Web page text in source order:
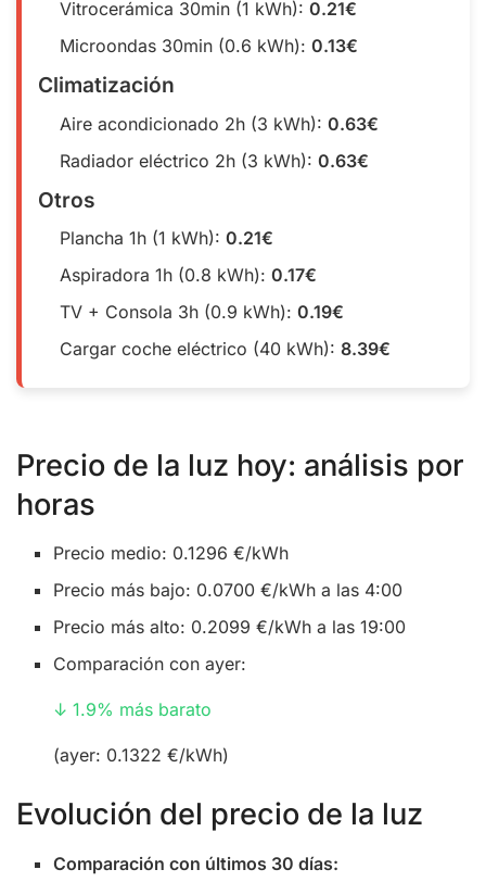
Vitrocerámica 30min (1 kWh): 0.21€
Microondas 30min (0.6 kWh): 0.13€
Climatización
Aire acondicionado 2h (3 kWh): 0.63€
Radiador eléctrico 2h (3 kWh): 0.63€
Otros
Plancha 1h (1 kWh): 0.21€
Aspiradora 1h (0.8 kWh): 0.17€
TV + Consola 3h (0.9 kWh): 0.19€
Cargar coche eléctrico (40 kWh): 8.39€
Precio de la luz hoy: análisis por
horas
Precio medio: 0.1296 €/kWh
Precio más bajo: 0.0700 €/kWh a las 4:00
Precio más alto: 0.2099 €/kWh a las 19:00
Comparación con ayer:
↓ 1.9% más barato
(ayer: 0.1322 €/kWh)
Evolución del precio de la luz
Comparación con últimos 30 días: